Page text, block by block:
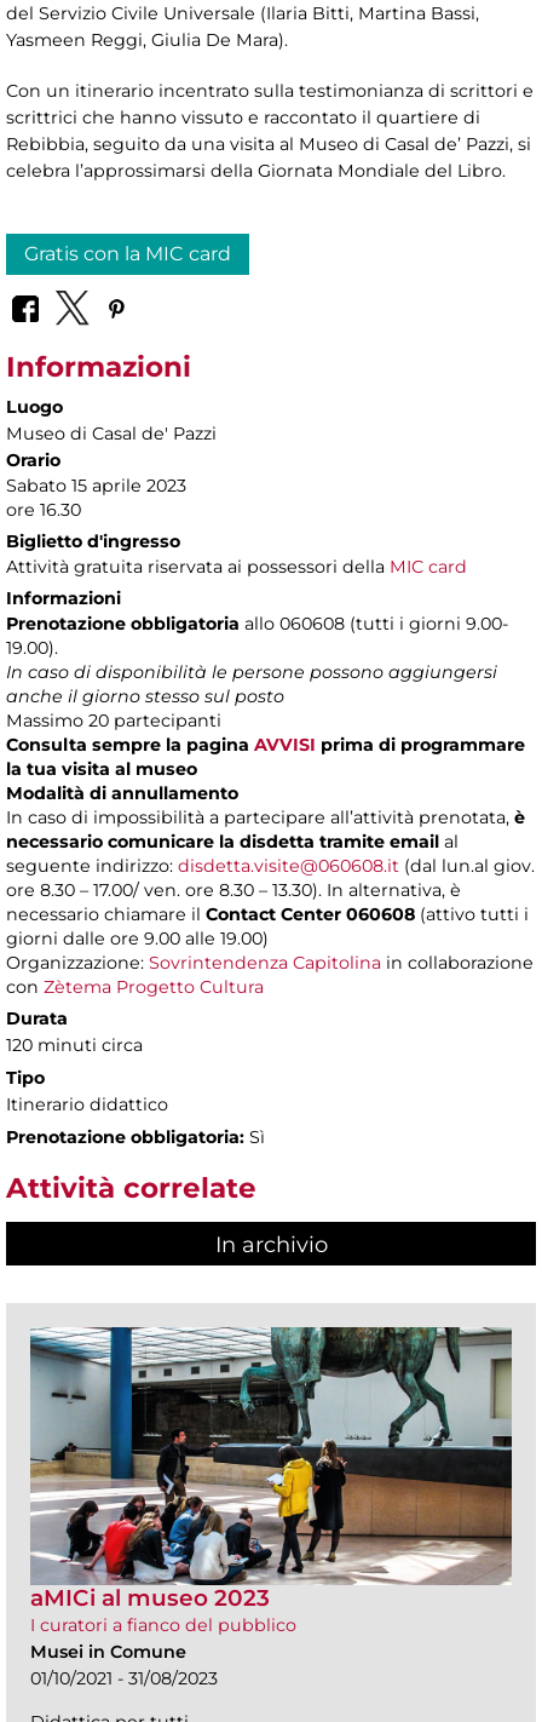
del Servizio Civile Universale (Ilaria Bitti, Martina Bassi,
Yasmeen Reggi, Giulia De Mara).
Con un itinerario incentrato sulla testimonianza di scrittori e
scrittrici che hanno vissuto e raccontato il quartiere di
Rebibbia, seguito da una visita al Museo di Casal de’ Pazzi, si
celebra l’approssimarsi della Giornata Mondiale del Libro.
Gratis con la MIC card
Informazioni
Luogo
Museo di Casal de' Pazzi
Orario
Sabato 15 aprile 2023
ore 16.30
Biglietto d'ingresso
Attività gratuita riservata ai possessori della MIC card
Informazioni
Prenotazione obbligatoria allo 060608 (tutti i giorni 9.00-
19.00).
In caso di disponibilità le persone possono aggiungersi
anche il giorno stesso sul posto
Massimo 20 partecipanti
Consulta sempre la pagina AVVISI prima di programmare
la tua visita al museo
Modalità di annullamento
In caso di impossibilità a partecipare all’attività prenotata, è
necessario comunicare la disdetta tramite email al
seguente indirizzo: disdetta.visite@060608.it (dal lun.al giov.
ore 8.30 – 17.00/ ven. ore 8.30 – 13.30). In alternativa, è
necessario chiamare il Contact Center 060608 (attivo tutti i
giorni dalle ore 9.00 alle 19.00)
Organizzazione: Sovrintendenza Capitolina in collaborazione
con Zètema Progetto Cultura
Durata
120 minuti circa
Tipo
Itinerario didattico
Prenotazione obbligatoria: Sì
Attività correlate
In archivio
aMICi al museo 2023
I curatori a fianco del pubblico
Musei in Comune
01/10/2021 - 31/08/2023